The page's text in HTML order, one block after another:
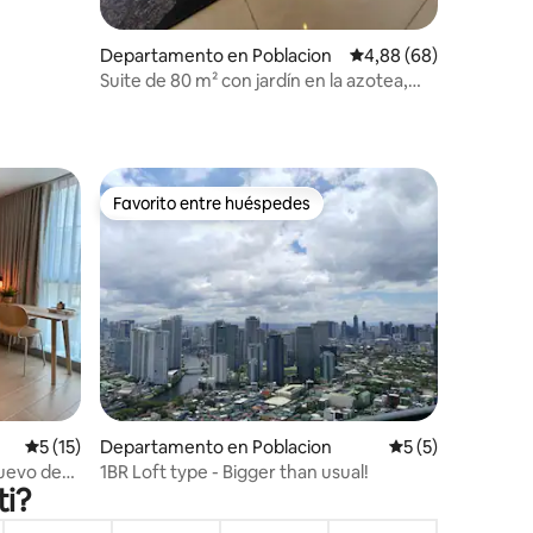
Departamento en Poblacion Calificación
4,88 (68)
Suite de 80 m² con jardín en la azotea,
destacados
Calificación promedio: 5 de 5. 15 evaluaciones
5 (15)
de
Favorito entre huéspedes
Favorito entre huéspedes
Departamento en Poblacion Calificación
5 (5)
1BR Loft type - Bigger than usual!